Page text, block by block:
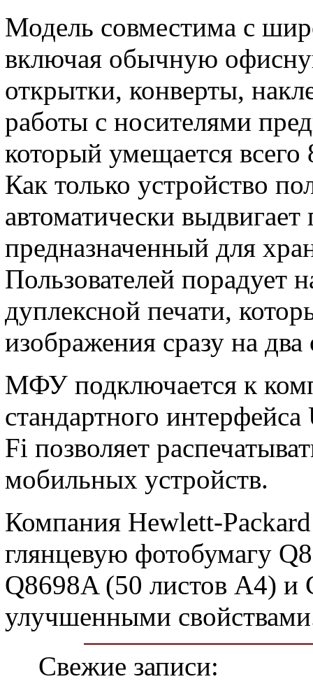
Модель совместима с
включая обычную
открытки, конверты,
работы с носителями
который умещается
Как только устройство
автоматически
предназначенный для
Пользователей порадует
дуплексной печати,
изображения сразу на
МФУ подключается к
стандартного
Fi позволяет
мобильных устройств.
Компания Hewlett-
глянцевую фотобумагу
Q8698A (50 листов А4) и
улучшенными
Свежие записи: